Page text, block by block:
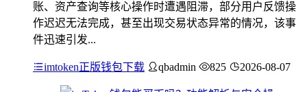
账、资产查询等核心操作时遭遇阻滞，部分用户反馈操
作迟迟无法完成，甚至出现交易状态异常的情况，该事
件迅速引发...
imtoken正版钱包下载 qbadmin 825 2026-08-07